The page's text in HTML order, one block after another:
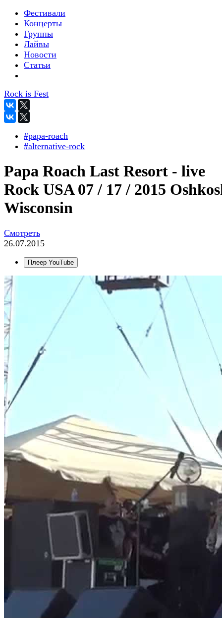
Фестивали
Концерты
Группы
Лайвы
Новости
Статьи
Rock is Fest
#papa-roach
#alternative-rock
Papa Roach Last Resort - live
Rock USA 07 / 17 / 2015
Wisconsin
Смотреть
26.07.2015
Плеер YouTube